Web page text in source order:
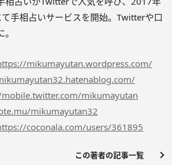
手相占いサービスを開始。Twitterや口
mikumayutan.wordpress.com/
mikumayutan
mikumayutan32
coconala.com/users/361895
この著者の記事一覧